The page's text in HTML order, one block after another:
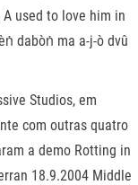
used to love him in
dabòṅ ma a-j-ò dvû
Studios, em
com outras quatro
a demo Rotting in
18.9.2004 Middle